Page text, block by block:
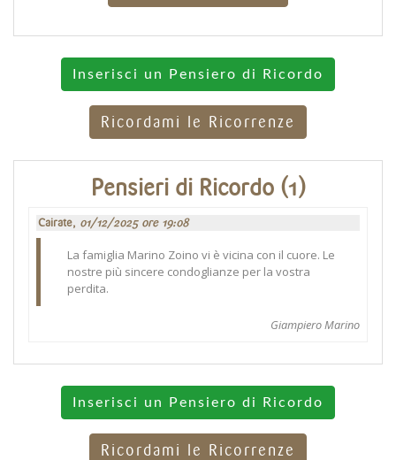
Inserisci un Pensiero di Ricordo
Ricordami le Ricorrenze
Pensieri di Ricordo (1)
Cairate, 01/12/2025 ore 19:08
La famiglia Marino Zoino vi è vicina con il cuore. Le
nostre più sincere condoglianze per la vostra
perdita.
Giampiero Marino
Inserisci un Pensiero di Ricordo
Ricordami le Ricorrenze